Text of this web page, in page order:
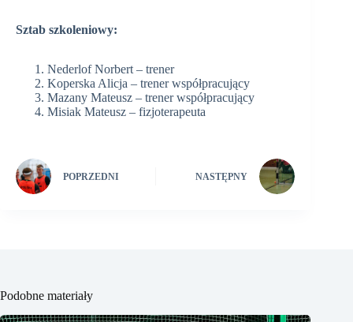
Sztab szkoleniowy:
Nederlof Norbert – trener
Koperska Alicja – trener współpracujący
Mazany Mateusz – trener współpracujący
Misiak Mateusz – fizjoterapeuta
POPRZEDNI NASTĘPNY
Podobne materiały